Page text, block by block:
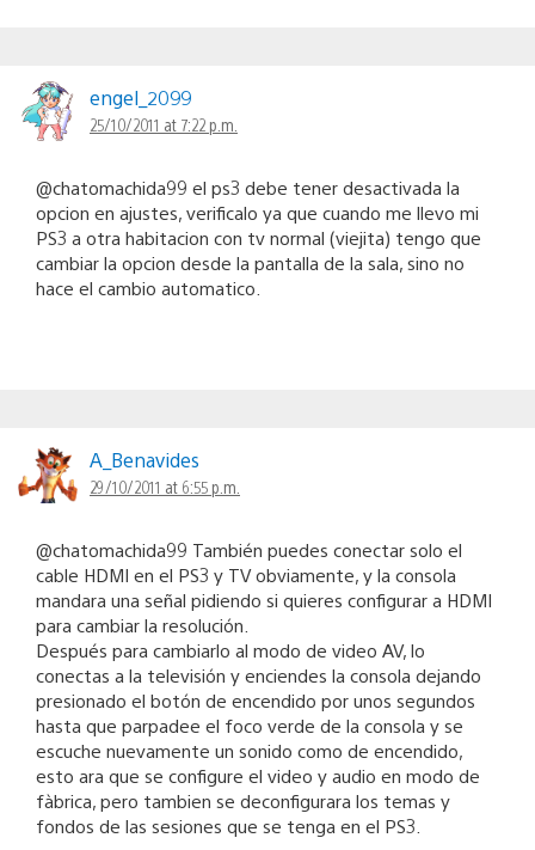
engel_2099
25/10/2011 at 7:22 p.m.
@chatomachida99 el ps3 debe tener desactivada la
opcion en ajustes, verificalo ya que cuando me llevo mi
PS3 a otra habitacion con tv normal (viejita) tengo que
cambiar la opcion desde la pantalla de la sala, sino no
hace el cambio automatico.
A_Benavides
29/10/2011 at 6:55 p.m.
@chatomachida99 También puedes conectar solo el
cable HDMI en el PS3 y TV obviamente, y la consola
mandara una señal pidiendo si quieres configurar a HDMI
para cambiar la resolución.
Después para cambiarlo al modo de video AV, lo
conectas a la televisión y enciendes la consola dejando
presionado el botón de encendido por unos segundos
hasta que parpadee el foco verde de la consola y se
escuche nuevamente un sonido como de encendido,
esto ara que se configure el video y audio en modo de
fàbrica, pero tambien se deconfigurara los temas y
fondos de las sesiones que se tenga en el PS3.